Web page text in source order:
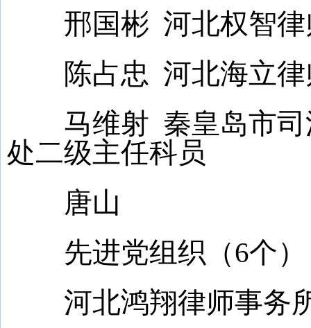
邢国彬 河北权智律
陈占忠 河北海立律
马维射 秦皇岛市司
处二级主任科员
唐山
先进党组织（6个）
河北鸿翔律师事务